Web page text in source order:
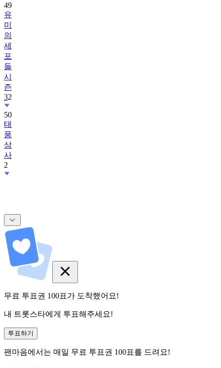
49
유
미
의
세
포
들
시
즌
32
50
태
풍
상
사
2
무료 투표권 100표가 도착했어요!
내 트롯스타에게 투표해주세요!
투표하기
팬마음에서는 매일 무료 투표권 100표를 드려요!